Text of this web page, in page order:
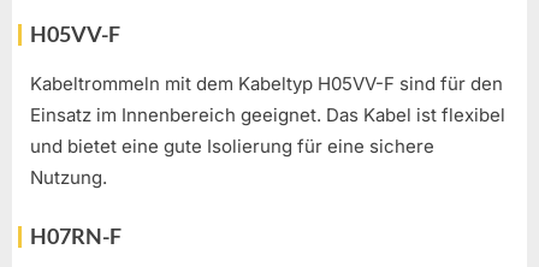
H05VV-F
Kabeltrommeln mit dem Kabeltyp H05VV-F sind für den
Einsatz im Innenbereich geeignet. Das Kabel ist flexibel
und bietet eine gute Isolierung für eine sichere
Nutzung.
H07RN-F